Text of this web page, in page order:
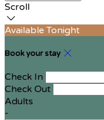
Scroll
Available Tonight
Book your stay
Check In
Check Out
Adults
-